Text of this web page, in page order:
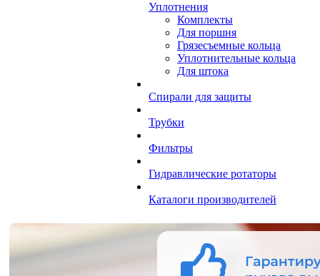
Уплотнения
Комплекты
Для поршня
Грязесъемные кольца
Уплотнительные кольца
Для штока
Спирали для защиты
Трубки
Фильтры
Гидравлические ротаторы
Каталоги производителей